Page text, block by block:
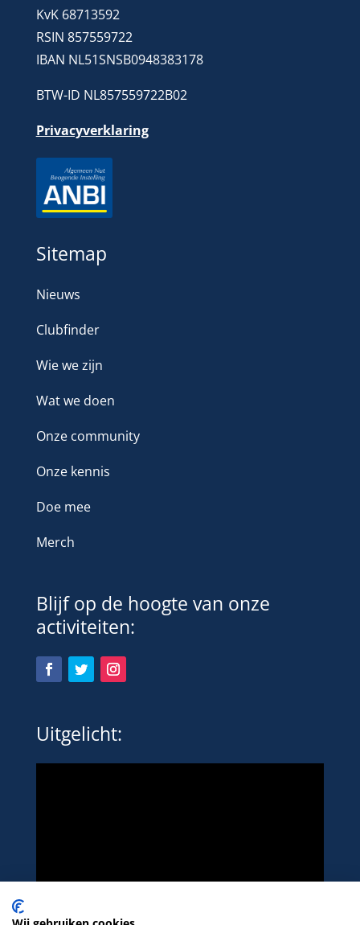
KvK 68713592
RSIN 857559722
IBAN NL51SNSB0948383178
BTW-ID NL857559722B02
Privacyverklaring
Sitemap
Nieuws
Clubfinder
Wie we zijn
Wat we doen
Onze community
Onze kennis
Doe mee
Merch
Blijf op de hoogte van onze
activiteiten:
Uitgelicht: